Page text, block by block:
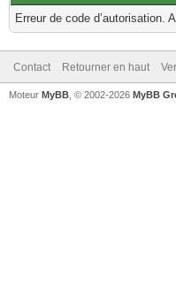
Erreur de code d’autorisation.
Contact Retourner en haut
Moteur MyBB , © 2002-2026 MyBB